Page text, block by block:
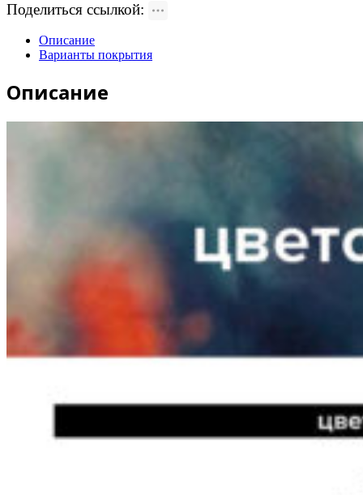
Поделиться ссылкой:
Описание
Варианты покрытия
Описание